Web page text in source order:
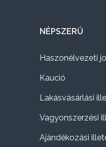
NÉPSZERŰ
Haszonélvezeti
Kaució
Lakásvásárlási
Vagyonszerzési
Ajándékozási